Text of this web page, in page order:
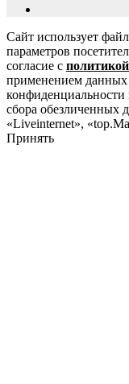
Сайт использует
параметров
согласие с
применением данных
конфиденциальности
сбора обезличенных
«Liveinternet»,
Принять